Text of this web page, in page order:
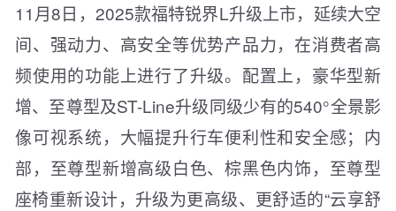
11月8日，2025款福特锐界L升级上市，延续大空
间、强动力、高安全等优势产品力，在消费者高
频使用的功能上进行了升级。配置上，豪华型新
增、至尊型及ST-Line升级同级少有的540°全景影
像可视系统，大幅提升行车便利性和安全感；内
部，至尊型新增高级白色、棕黑色内饰，至尊型
座椅重新设计，升级为更高级、更舒适的“云享舒